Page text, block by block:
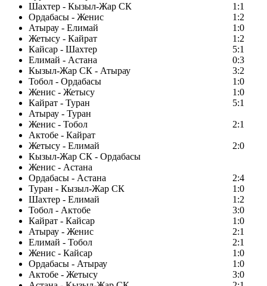
Шахтер - Кызыл-Жар СК
1:1
Ордабасы - Женис
1:2
Атырау - Елимай
1:0
Жетысу - Кайрат
1:2
Кайсар - Шахтер
5:1
Елимай - Астана
0:3
Кызыл-Жар СК - Атырау
3:2
Тобол - Ордабасы
1:0
Женис - Жетысу
1:0
Кайрат - Туран
5:1
Атырау - Туран
Женис - Тобол
2:1
Актобе - Кайрат
Жетысу - Елимай
2:0
Кызыл-Жар СК - Ордабасы
Женис - Астана
Ордабасы - Астана
2:4
Туран - Кызыл-Жар СК
1:0
Шахтер - Елимай
1:2
Тобол - Актобе
3:0
Кайрат - Кайсар
1:0
Атырау - Женис
2:1
Елимай - Тобол
2:1
Женис - Кайсар
1:0
Ордабасы - Атырау
1:0
Актобе - Жетысу
3:0